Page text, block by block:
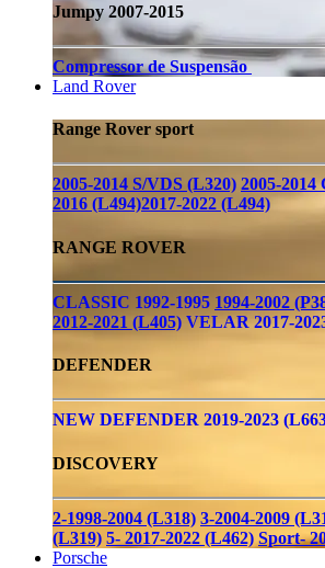
Jumpy 2007-2015
Compressor de Suspensão
Land Rover
Range Rover sport
2005-2014 S/VDS (L320) 2005-2014
2016 (L494)2017-2022 (L494)
RANGE ROVER
CLASSIC 1992-1995 1994-2002
2012-2021 (L405) VELAR 2017-
DEFENDER
NEW DEFENDER 2019-2023
DISCOVERY
2-1998-2004 (L318) 3-2004-2009
(L319) 5- 2017-2022 (L462) Sport-
Porsche